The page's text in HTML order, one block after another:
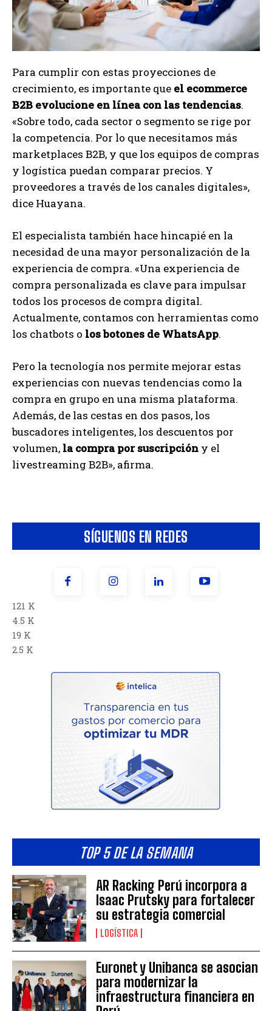
SÍGUENOS EN REDES
121 K
4.5 K
19 K
2.5 K
TOP 5 DE LA SEMANA
AR Racking Perú incorpora a
Isaac Prutsky para fortalecer
su estrategia comercial
LOGÍSTICA
Euronet y Unibanca se asocian
para modernizar la
infraestructura financiera en
Para cumplir con estas proyecciones de
crecimiento, es importante que el ecommerce
B2B evolucione en línea con las tendencias.
«Sobre todo, cada sector o segmento se rige por
la competencia. Por lo que necesitamos más
marketplaces B2B, y que los equipos de compras
y logística puedan comparar precios. Y
proveedores a través de los canales digitales»,
dice Huayana.
El especialista también hace hincapié en la
necesidad de una mayor personalización de la
experiencia de compra. «Una experiencia de
compra personalizada es clave para impulsar
todos los procesos de compra digital.
Actualmente, contamos con herramientas como
los chatbots o los botones de WhatsApp.
Pero la tecnología nos permite mejorar estas
experiencias con nuevas tendencias como la
compra en grupo en una misma plataforma.
Además, de las cestas en dos pasos, los
buscadores inteligentes, los descuentos por
volumen, la compra por suscripción y el
livestreaming B2B», afirma.